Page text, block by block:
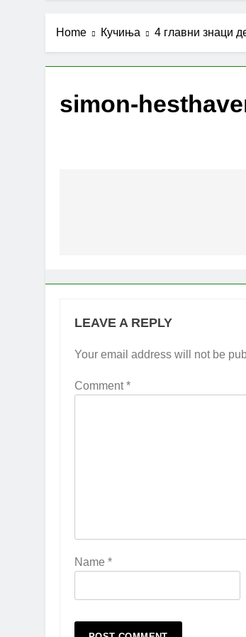
Home Кучиња 4 главни знаци
simon-
LEAVE A REPLY
Your email address will not be
Comment*
Name *